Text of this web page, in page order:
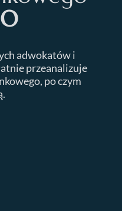
adwokatów i
przeanalizuje
po czym